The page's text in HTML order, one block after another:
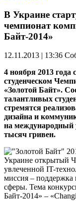
В Украине
чемпионат
Байт-2014»
12.11.2013 | 13:36
4 ноября 2013 года
студенческом
«Золотой Байт».
талантливых
стремятся
дизайна и
на международный
тысяч гривен.
Украине открытый
увлеченной IT-
миссия – поддержка
сферы. Тема
Байт-2014» –